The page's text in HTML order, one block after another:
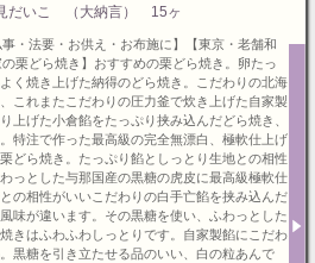
だいこ （大納言） 15ヶ
事・法要・お供え・お布施に】【東京・老舗和
栗どら焼き】おすすめの栗どら焼き。卵たっ
く焼き上げた納得のどら焼き。こだわりの北海
これまたこだわりの圧力釜で炊き上げた自家製
上げた小倉餡をたっぷり挟み込んだどら焼き、
特注で作った最高級の完全無漂白、極軟仕上げ
どら焼き。たっぷり餡としっとり生地との相性
っとした与那国産の黒糖の虎皮に最高級極軟仕
の相性がいいこだわりの白手亡餡を挟み込んだ
味が違います。その黒糖を使い、ふわっとした
きはふわふわしっとりです。自家製餡にこだわ
黒糖を引き立たせる品のいい、白の粒あんで